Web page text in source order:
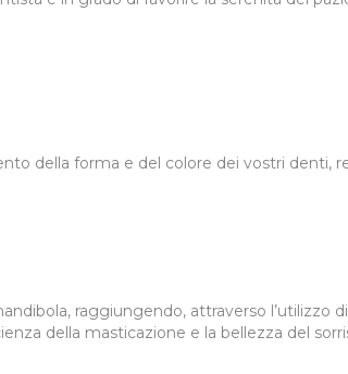
della forma e del colore dei vostri denti,
raggiungendo, attraverso l’utilizzo
della masticazione e la bellezza del